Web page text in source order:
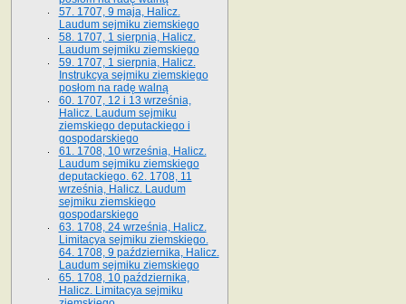
57. 1707, 9 maja, Halicz.
Laudum sejmiku ziemskiego
58. 1707, 1 sierpnia, Halicz.
Laudum sejmiku ziemskiego
59. 1707, 1 sierpnia, Halicz.
Instrukcya sejmiku ziemskiego
posłom na radę walną
60. 1707, 12 i 13 września,
Halicz. Laudum sejmiku
ziemskiego deputackiego i
gospodarskiego
61. 1708, 10 września, Halicz.
Laudum sejmiku ziemskiego
deputackiego. 62. 1708, 11
września, Halicz. Laudum
sejmiku ziemskiego
gospodarskiego
63. 1708, 24 września, Halicz.
Limitacya sejmiku ziemskiego.
64. 1708, 9 października, Halicz.
Laudum sejmiku ziemskiego
65­. 1708, 10 października,
Halicz. Limitacya sejmiku